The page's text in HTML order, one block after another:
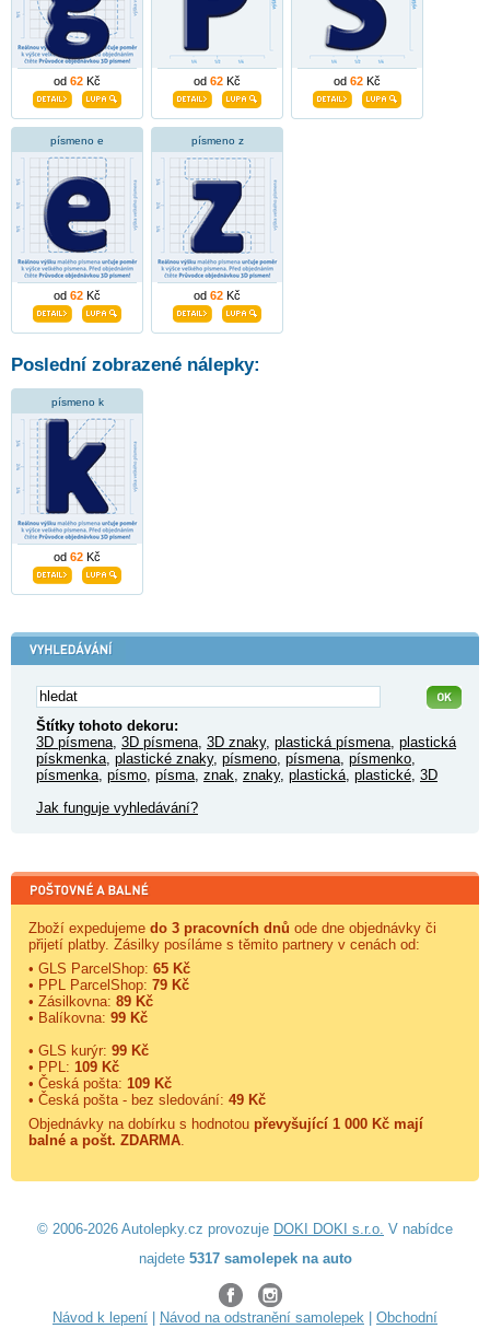
od 62 Kč od 62 Kč od 62 Kč
písmeno e
od 62 Kč
písmeno z
od 62 Kč
Poslední zobrazené nálepky:
písmeno k
od 62 Kč
Štítky tohoto dekoru:
3D písmena, 3D písmena, 3D znaky, plastická písmena, plastická
pískmenka, plastické znaky, písmeno, písmena, písmenko,
písmenka, písmo, písma, znak, znaky, plastická, plastické, 3D
Jak funguje vyhledávání?
Zboží expedujeme do 3 pracovních dnů ode dne objednávky či
přijetí platby. Zásilky posíláme s těmito partnery v cenách od:
• GLS ParcelShop: 65 Kč
• PPL ParcelShop: 79 Kč
• Zásilkovna: 89 Kč
• Balíkovna: 99 Kč
• GLS kurýr: 99 Kč
• PPL: 109 Kč
• Česká pošta: 109 Kč
• Česká pošta - bez sledování: 49 Kč
Objednávky na dobírku s hodnotou převyšující 1 000 Kč mají
balné a pošt. ZDARMA.
© 2006-2026 Autolepky.cz provozuje DOKI DOKI s.r.o. V nabídce
najdete 5317 samolepek na auto
Návod k lepení Návod na odstranění samolepek Obchodní